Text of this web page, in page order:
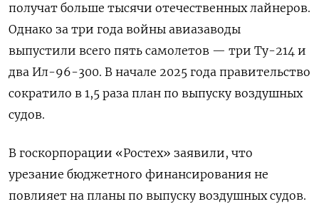
получат больше тысячи отечественных лайнеров.
Однако за три года войны авиазаводы
выпустили всего пять самолетов — три Ту-214 и
два Ил-96-300. В начале 2025 года правительство
сократило в 1,5 раза план по выпуску воздушных
судов.
В госкорпорации «Ростех» заявили, что
урезание бюджетного финансирования не
повлияет на планы по выпуску воздушных судов.